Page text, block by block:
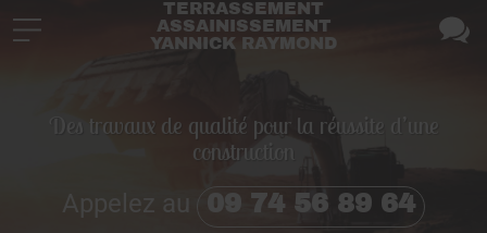
Des travaux de qualité pour la réussite d’une
construction
Appelez au
09 74 56 89 64
TERRASSEMENT
ASSAINISSEMENT
YANNICK RAYMOND